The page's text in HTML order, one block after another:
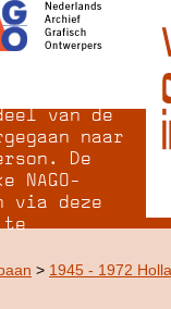
van de
naar
De
NAGO-
via deze
> 1945 - 1972